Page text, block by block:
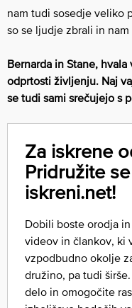
nam tudi sosedje veliko
so se ljudje zbrali in nam
Bernarda in Stane,
odprtosti življenju. Naj
se tudi sami srečujejo s
Za iskrene
Pridružite
iskreni.net!
Dobili boste orodja
videov in člankov, ki
vzpodbudno okolje
družino, pa tudi
delo in omogočite